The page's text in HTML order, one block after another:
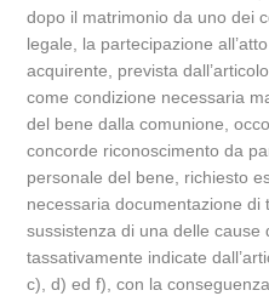
dopo il matrimonio da uno dei
legale, la partecipazione
acquirente, prevista
come condizione necessaria
del bene dalla comunione,
concorde riconoscimento da
personale del bene, richiesto
necessaria documentazione di
sussistenza di una delle cause
tassativamente indicate
c), d) ed f), con la